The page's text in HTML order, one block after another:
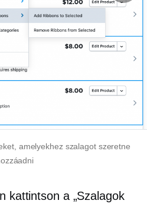
amelyekhez szalagot szeretne
kattintson a „Szalagok